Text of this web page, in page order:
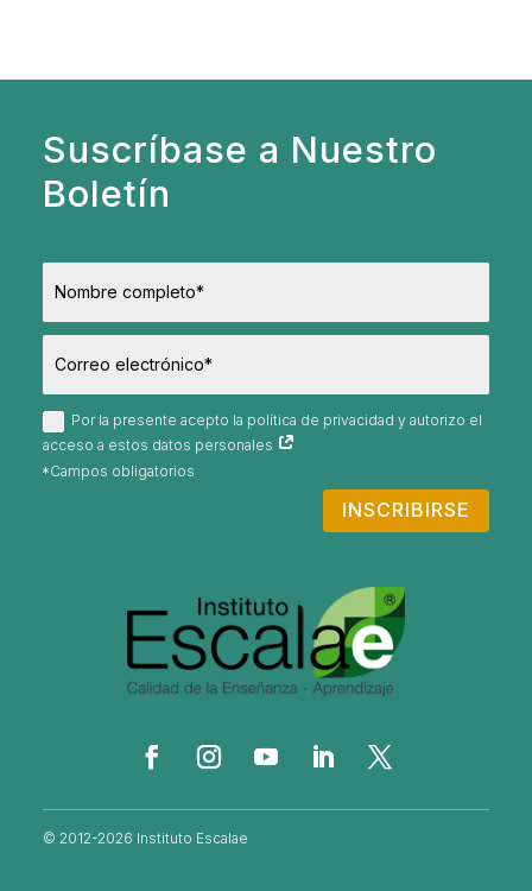
Suscríbase a Nuestro
Boletín
Por la presente acepto la política de privacidad y autorizo el
acceso a estos datos personales
INSCRIBIRSE
© 2012-2026 Instituto Escalae